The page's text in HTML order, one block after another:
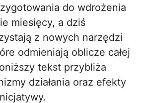
do wdrożenia
miesięcy, a dziś
z nowych narzędzi
odmieniają oblicze całej
tekst przybliża
działania oraz efekty